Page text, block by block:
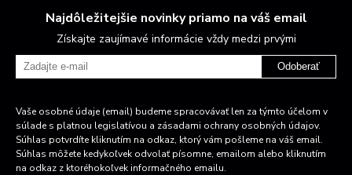
Najdôležitejšie novinky priamo na váš email
Získajte zaujímavé informácie vždy medzi prvými
Odoberať
Vaše osobné údaje (email) budeme spracovávať len za týmto účelom v
súlade s platnou legislatívou a zásadami ochrany osobných údajov.
Súhlas potvrdíte kliknutím na odkaz, ktorý vám pošleme na váš email.
Súhlas môžete kedykoľvek odvolať písomne, emailom alebo kliknutím
na odkaz z ktoréhokoľvek informačného emailu.